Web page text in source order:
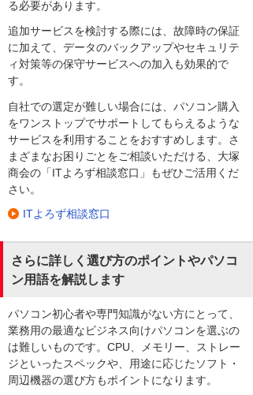
る必要があります。
追加サービスを検討する際には、故障時の保証
に加えて、データのバックアップやセキュリテ
ィ対策等の保守サービスへの加入も効果的で
す。
自社での選定が難しい場合には、パソコン購入
をワンストップでサポートしてもらえるような
サービスを利用することをおすすめします。さ
まざまなお困りごとをご相談いただける、大塚
商会の「ITよろず相談窓口」もぜひご活用くだ
さい。
ITよろず相談窓口
さらに詳しく選び方のポイントやパソコ
ン用語を解説します
パソコン初心者や専門知識がない方にとって、
業務用の最適なビジネス向けパソコンを選ぶの
は難しいものです。CPU、メモリー、ストレー
ジといったスペックや、用途に応じたソフト・
周辺機器の選び方もポイントになります。